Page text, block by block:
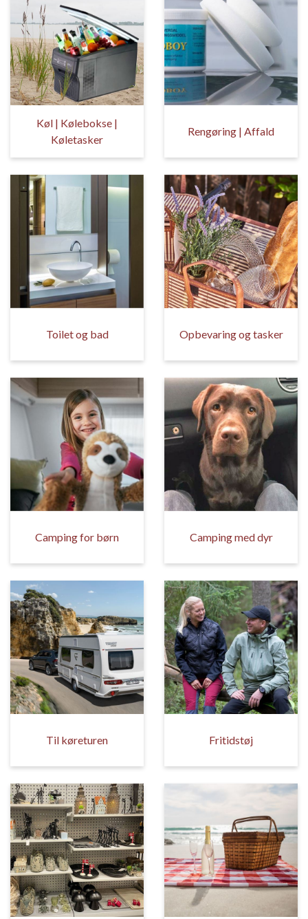
Køl | Kølebokse |
Køletasker
Rengøring | Affald
Toilet og bad Opbevaring og tasker
Camping for børn Camping med dyr
Til køreturen Fritidstøj